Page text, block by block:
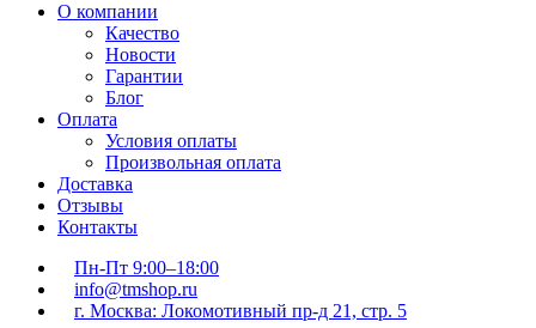
О компании
Качество
Новости
Гарантии
Блог
Оплата
Условия оплаты
Произвольная оплата
Доставка
Отзывы
Контакты
Пн-Пт 9:00–18:00
info@tmshop.ru
г. Москва: Локомотивный пр-д 21, стр. 5